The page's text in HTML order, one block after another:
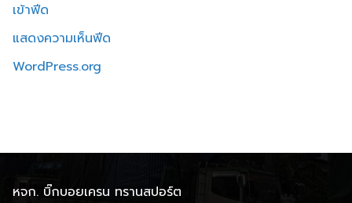
เข้าฟีด
แสดงความเห็นฟีด
WordPress.org
หจก. บิ๊กบอยเครน ทรานสปอร์ต